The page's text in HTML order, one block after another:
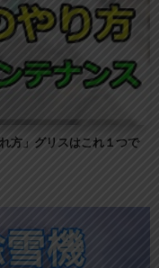
方」グリスはこれ１つで